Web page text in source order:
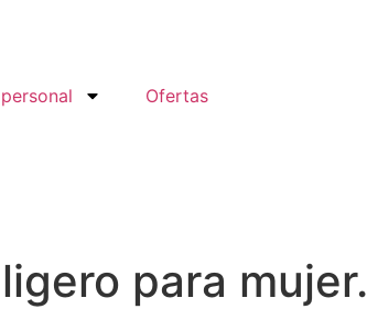
Ofertas
para mujer.